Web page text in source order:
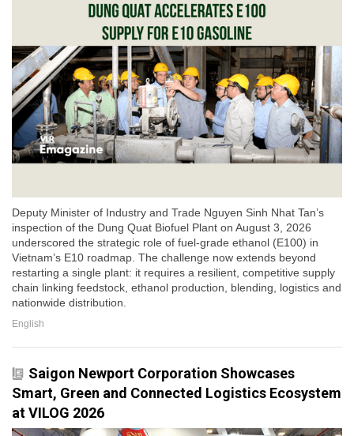
Deputy Minister of Industry and Trade Nguyen Sinh Nhat Tan’s
inspection of the Dung Quat Biofuel Plant on August 3, 2026
underscored the strategic role of fuel-grade ethanol (E100) in
Vietnam’s E10 roadmap. The challenge now extends beyond
restarting a single plant: it requires a resilient, competitive supply
chain linking feedstock, ethanol production, blending, logistics and
nationwide distribution.
English
Saigon Newport Corporation Showcases
Smart, Green and Connected Logistics Ecosystem
at VILOG 2026